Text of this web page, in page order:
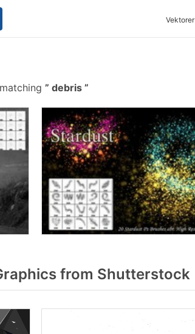
Vektorer
debris
from Shutterstock